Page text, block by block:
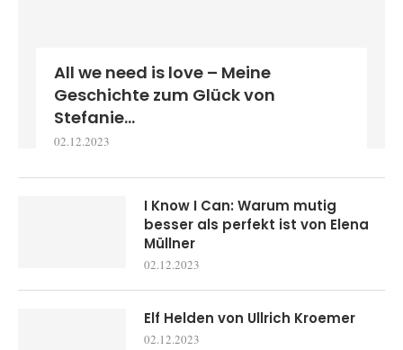
All we need is love – Meine
Geschichte zum Glück von
Stefanie...
02.12.2023
I Know I Can: Warum mutig
besser als perfekt ist von Elena
Müllner
02.12.2023
Elf Helden von Ullrich Kroemer
02.12.2023